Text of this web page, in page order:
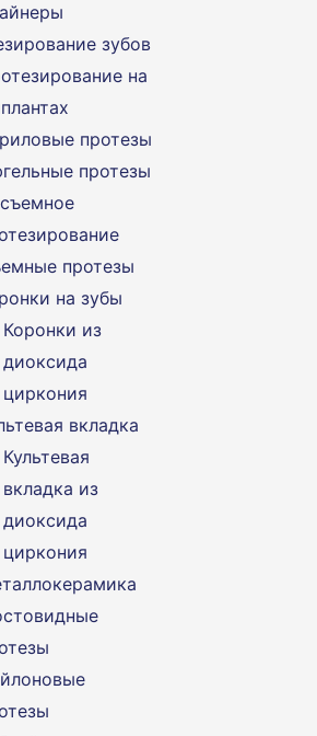
зубов
на
протезы
протезы
протезы
на зубы
Коронки из
диоксида
циркония
вкладка
Культевая
вкладка из
диоксида
циркония